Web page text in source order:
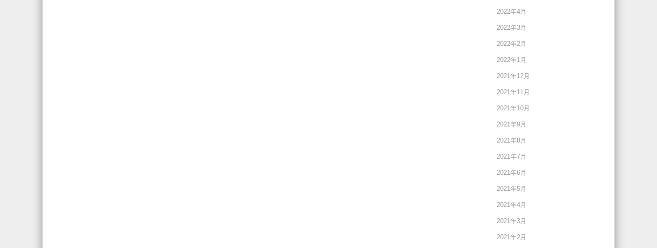
2022年4月
2022年3月
2022年2月
2022年1月
2021年12月
2021年11月
2021年10月
2021年9月
2021年8月
2021年7月
2021年6月
2021年5月
2021年4月
2021年3月
2021年2月